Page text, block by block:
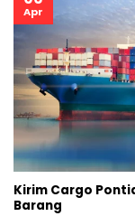
Kirim Cargo
Barang
Apr